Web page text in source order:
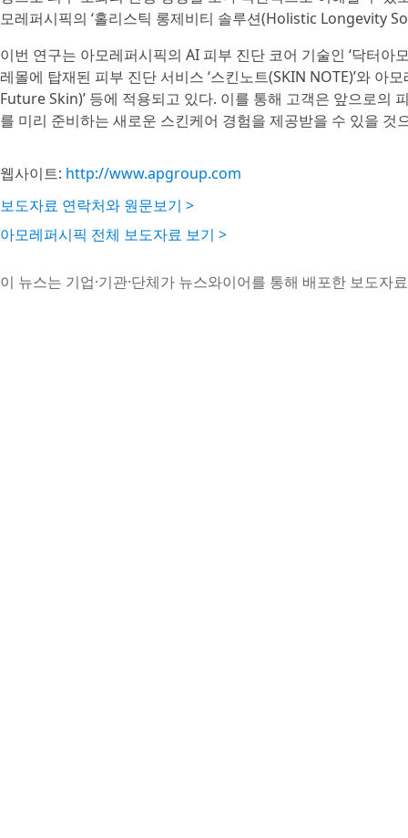
모레퍼시픽의 ‘홀리스틱 롱제비티 솔루션(Holistic Longevity
이번 연구는 아모레퍼시픽의 AI 피부 진단 코어 기술인 ‘닥터
레몰에 탑재된 피부 진단 서비스 ‘스킨노트(SKIN NOTE)’와 아
Future Skin)’ 등에 적용되고 있다. 이를 통해 고객은 앞으로의
를 미리 준비하는 새로운 스킨케어 경험을 제공받을 수 있을 것
웹사이트: http://www.apgroup.com
보도자료 연락처와 원문보기 >
아모레퍼시픽 전체 보도자료 보기 >
이 뉴스는 기업·기관·단체가 뉴스와이어를 통해 배포한 보도자